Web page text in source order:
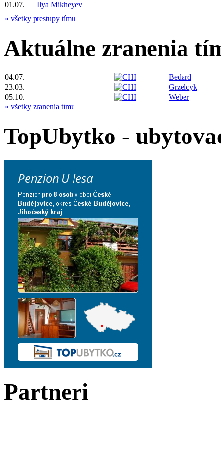
01.07.
Ilya Mikheyev
» všetky prestupy tímu
Aktuálne zranenia
04.07.
Bedard
23.03.
Grzelcyk
05.10.
Weber
» všetky zranenia tímu
TopUbytko -
Partneri